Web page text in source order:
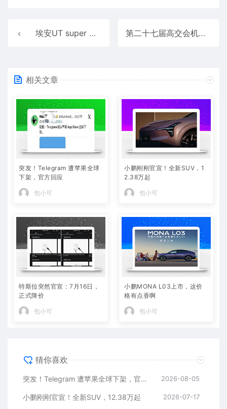
埃安UT super 推出四大服务升级举措 第二十七届高交会机器人馆盛大收官：数千亿级成果催生智能时代新周期
相关文章
突发！Telegram 遭苹果全球
下架，官方回应
包小可
小鹏刚刚官宣！全新SUV，1
2.38万起
包小可
特斯拉突然官宣：7月16日，
正式降价
包小可
小鹏MONA L03上市，这价
格有点香啊
包小可
猜你喜欢
突发！Telegram 遭苹果全球下架，官方回应 2026-08-05
小鹏刚刚官宣！全新SUV，12.38万起 2026-07-17